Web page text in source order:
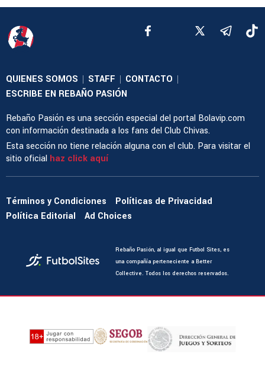
QUIENES SOMOS | STAFF | CONTACTO |
ESCRIBE EN REBAÑO PASIÓN
Rebaño Pasión es una sección especial del portal Bolavip.com
con información destinada a los fans del Club Chivas.
Esta sección no tiene relación alguna con el club. Para visitar el
sitio oficial haz click aquí
Términos y Condiciones
Políticas de Privacidad
Política Editorial
Ad Choices
Rebaño Pasión, al igual que Futbol Sites, es
una compañía perteneciente a Better
Collective. Todos los derechos reservados.